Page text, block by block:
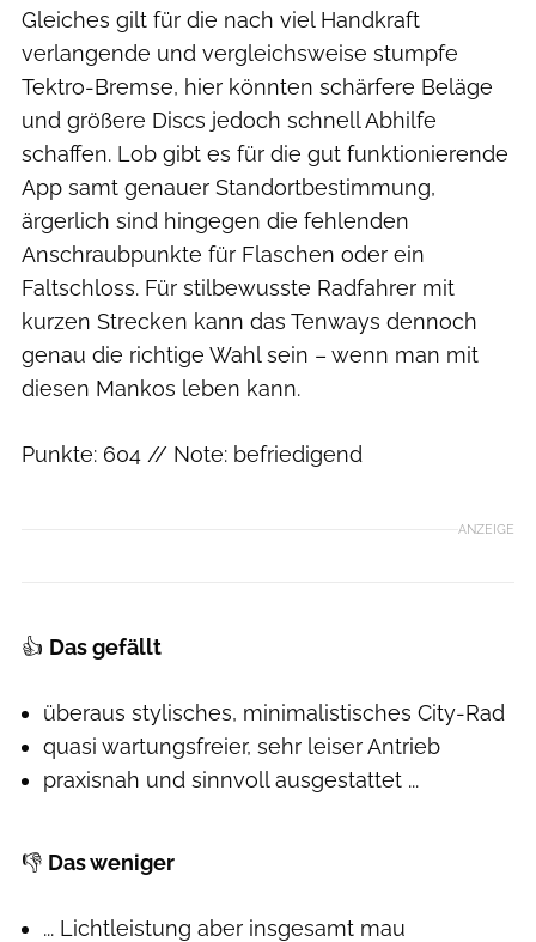
Gleiches gilt für die nach viel Handkraft
verlangende und vergleichsweise stumpfe
Tektro-Bremse, hier könnten schärfere Beläge
und größere Discs jedoch schnell Abhilfe
schaffen. Lob gibt es für die gut funktionierende
App samt genauer Standortbestimmung,
ärgerlich sind hingegen die fehlenden
Anschraubpunkte für Flaschen oder ein
Faltschloss. Für stilbewusste Radfahrer mit
kurzen Strecken kann das Tenways dennoch
genau die richtige Wahl sein – wenn man mit
diesen Mankos leben kann.
Punkte: 604 // Note: befriedigend
ANZEIGE
👍 Das gefällt
überaus stylisches, minimalistisches City-Rad
quasi wartungsfreier, sehr leiser Antrieb
praxisnah und sinnvoll ausgestattet ...
👎 Das weniger
... Lichtleistung aber insgesamt mau